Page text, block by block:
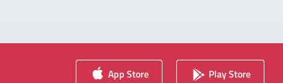
App Store Play Store